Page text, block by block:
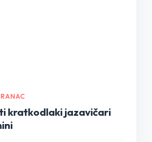
kratkodlaki jazavičari